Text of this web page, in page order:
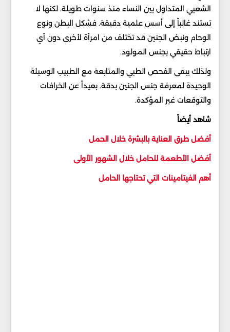
الشعبي المتداول بين النساء منذ سنوات طويلة. لكنها لا
تستند غالباً إلى أسس علمية دقيقة. فشكل البطن ونوع
الوحام ونبض الجنين قد تختلف من امرأة لأخرى دون أي
ارتباط حقيقي بجنس المولود.
ولذلك يبقى الفحص الطبي والمتابعة مع الطبيب الوسيلة
الوحيدة لمعرفة جنس الجنين بدقة. بعيداً عن الخرافات
والتوقعات غير المؤكدة.
شاهد أيضاً
أفضل طرق العناية بالبشرة خلال الحمل
أفضل الأطعمة للحامل خلال الشهور الأولى
أهم الفيتامينات التي تحتاجها الحامل